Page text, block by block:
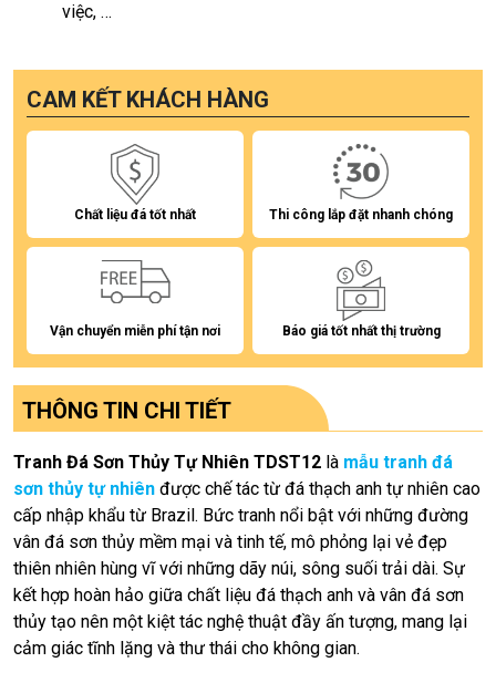
việc, …
CAM KẾT KHÁCH HÀNG
Chất liệu đá tốt nhất Thi công lắp đặt nhanh chóng
Vận chuyển miễn phí tận nơi Báo giá tốt nhất thị trường
THÔNG TIN CHI TIẾT
Tranh Đá Sơn Thủy Tự Nhiên TDST12 là mẫu tranh đá
sơn thủy tự nhiên được chế tác từ đá thạch anh tự nhiên cao
cấp nhập khẩu từ Brazil. Bức tranh nổi bật với những đường
vân đá sơn thủy mềm mại và tinh tế, mô phỏng lại vẻ đẹp
thiên nhiên hùng vĩ với những dãy núi, sông suối trải dài. Sự
kết hợp hoàn hảo giữa chất liệu đá thạch anh và vân đá sơn
thủy tạo nên một kiệt tác nghệ thuật đầy ấn tượng, mang lại
cảm giác tĩnh lặng và thư thái cho không gian.